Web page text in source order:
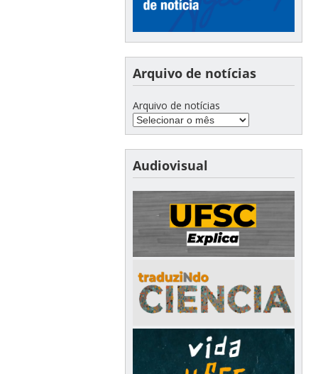
Arquivo de notícias
Arquivo de notícias
Audiovisual